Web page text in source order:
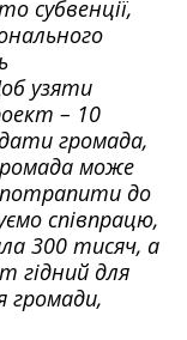
субвенції,
узяти
– 10
громада,
може
до
співпрацю,
300 тисяч, а
гідний для
громади,